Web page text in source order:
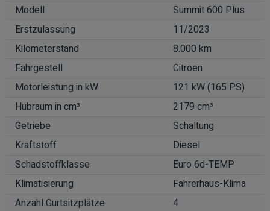
Modell
Summit 600 Plus
Erstzulassung
11/2023
Kilometerstand
8.000 km
Fahrgestell
Citroen
Motorleistung in kW
121 kW (165 PS)
Hubraum in cm³
2179 cm³
Getriebe
Schaltung
Kraftstoff
Diesel
Schadstoffklasse
Euro 6d-TEMP
Klimatisierung
Fahrerhaus-Klima
Anzahl Gurtsitzplätze
4